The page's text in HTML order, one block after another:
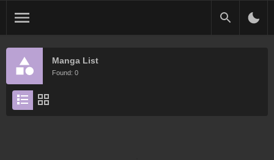
Manga List
Found: 0